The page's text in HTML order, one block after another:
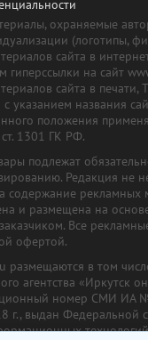
охраняемые
(логотипы,
сайта в
гиперссылки на сайт
сайта в печати,
указанием названия
положения
1301 ГК РФ.
подлежат
Редакция не
содержание рекламных
и размещена на
Все
офертой.
размещаются в том
агентства «Иркутск
номер СМИ ИА
г., выдан Федеральной